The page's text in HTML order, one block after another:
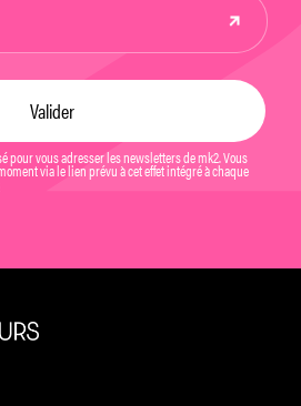
pour vous adresser les newsletters de mk2. Vous
via le lien prévu à cet effet intégré à chaque